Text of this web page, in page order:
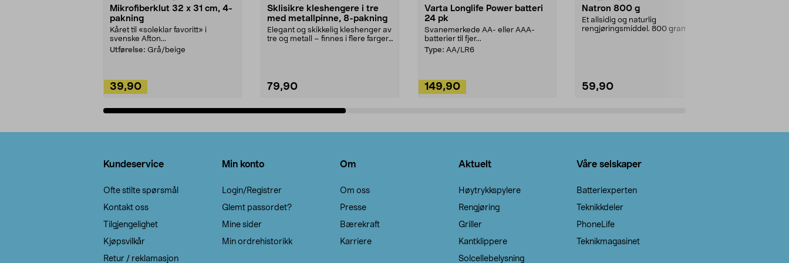
Mikrofiberklut 32 x 31 cm, 4-
pakning
Kåret til «soleklar favoritt» i
svenske Afton...
Utførelse: Grå/beige
39,90
Sklisikre kleshengere i tre
med metallpinne, 8-pakning
Elegant og skikkelig kleshenger av
tre og metall – finnes i flere farger.
79,90
Varta Longlife Power batteri
24 pk
Svanemerkede AA- eller AAA-
batterier til fjer...
Type: AA/LR6
149,90
Natron 800 g
Et allsidig og naturlig
rengjøringsmiddel. 800 gram
59,90
Kundeservice
Ofte stilte spørsmål
Kontakt oss
Tilgjengelighet
Kjøpsvilkår
Retur / reklamasjon
Min konto
Login/Registrer
Glemt passordet?
Mine sider
Min ordrehistorikk
Om
Om oss
Presse
Bærekraft
Karriere
Aktuelt
Høytrykkspylere
Rengjøring
Griller
Kantklippere
Solcellebelysning
Våre selskaper
Batteriexperten
Teknikkdeler
PhoneLife
Teknikmagasinet